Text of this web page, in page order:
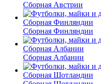
Сборная Австрии
Сборная Финляндии
Сборная Албании